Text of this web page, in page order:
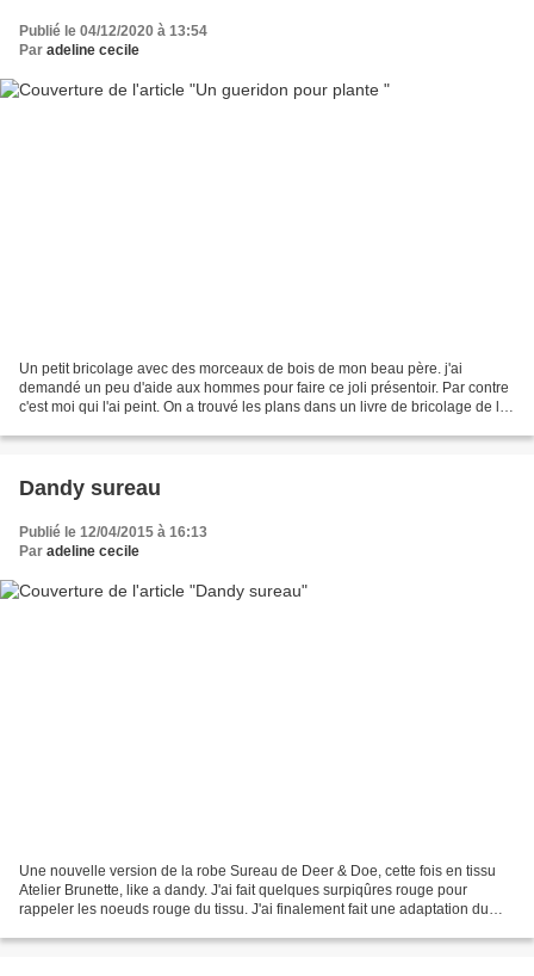
Publié le 04/12/2020 à 13:54
Par adeline cecile
Un petit bricolage avec des morceaux de bois de mon beau père. j'ai
demandé un peu d'aide aux hommes pour faire ce joli présentoir. Par contre
c'est moi qui l'ai peint. On a trouvé les plans dans un livre de bricolage de la
Dandy sureau
Publié le 12/04/2015 à 16:13
Par adeline cecile
Une nouvelle version de la robe Sureau de Deer & Doe, cette fois en tissu
Atelier Brunette, like a dandy. J'ai fait quelques surpiqûres rouge pour
rappeler les noeuds rouge du tissu. J'ai finalement fait une adaptation du